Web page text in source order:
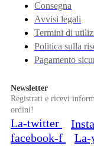
Consegna
Avvisi legali
Termini di
Politica sulla
Pagamento
Newsletter
Registrati e ricevi
ordini!
La-twitter
facebook-f
La-